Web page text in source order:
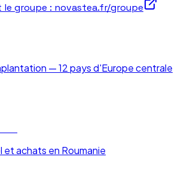
groupe : novastea.fr/groupe
— 12 pays d'Europe centrale
et achats en Roumanie